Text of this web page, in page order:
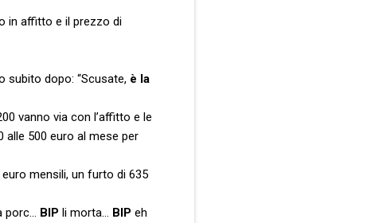
in affitto e il prezzo di
subito dopo: “Scusate, è la
vanno via con l’affitto e le
alle 500 euro al mese per
mensili, un furto di 635
porc… BIP li morta… BIP eh